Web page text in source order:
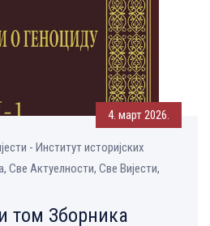
4. март 2026.
- Институт историјских
Све Aктуелности, Све Вијести,
том Зборника